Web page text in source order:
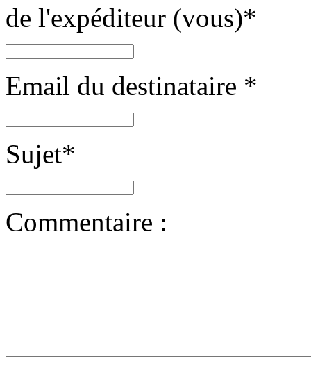
de l'expéditeur (vous)*
Email du destinataire *
Sujet*
Commentaire :